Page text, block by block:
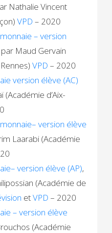
Nathalie Vincent
VPD – 2020
monnaie – version
Maud Gervain
VPD – 2020
version élève (AC)
(Académie d’Aix-
version élève
Laarabi (Académie
version élève (AP),
(Académie de
etVPD – 2020
– version élève
(Académie